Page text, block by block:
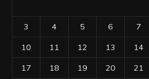
3 4 5 6 7
10 11 12 13 14
17 18 19 20 21